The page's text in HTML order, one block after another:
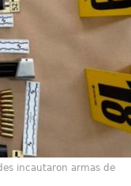
incautaron armas de